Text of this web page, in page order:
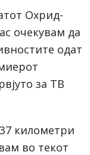
Охрид-
очекувам да
одат
за ТВ
километри
во текот